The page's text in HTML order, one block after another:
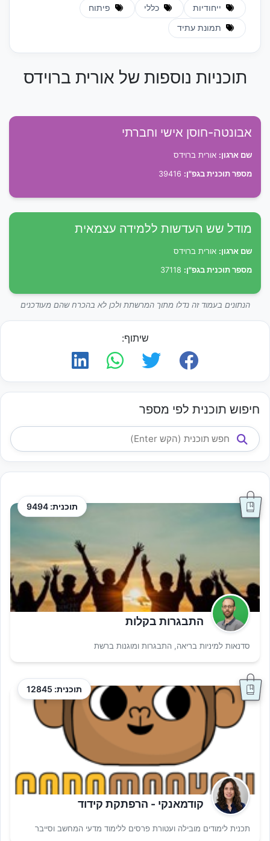
ייחודיות כללי פיתוח
תמונת עתיד
תוכניות נוספות של אורית ברוידס
אבונטה-חוסן אישי וחברתי
שם ארגון: אורית ברוידס
מספר תוכנית בגפ"ן:
מודל שש העדשות ללמידה עצמאית
שם ארגון: אורית ברוידס
מספר תוכנית בגפ"ן:
הנתונים בעמוד זה נדלו מתוך המרשתת ולכן לא בהכרח שהם מעודכנים
שיתוף:
חיפוש תוכנית לפי מספר
תוכנית: 9494
התבגרות בקלות
סדנאות למיניות בריאה, התבגרות ומוגנות ברשת
תוכנית: 12845
קודמאנקי - הרפתקת קידוד
תכנית לימודים מובילה ועטורת פרסים ללימוד מדעי המחשב וסייבר